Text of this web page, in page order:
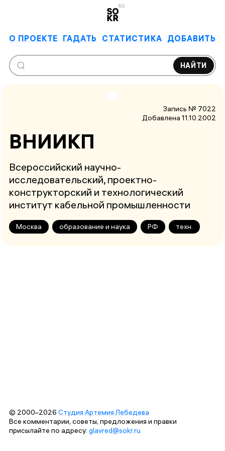
6.0
О ПРОЕКТЕ ГАДАТЬ СТАТИСТИКА ДОБАВИТЬ
НАЙТИ
Запись № 7022
Добавлена 11.10.2002
ВНИИКП
Всероссийский научно-
исследовательский, проектно-
конструкторский и технологический
институт кабельной промышленности
Москва образование и наука РФ техн.
© 2000–2026 Студия Артемия Лебедева
Все комментарии, советы, предложения и правки
присылайте по адресу: glavred@sokr.ru